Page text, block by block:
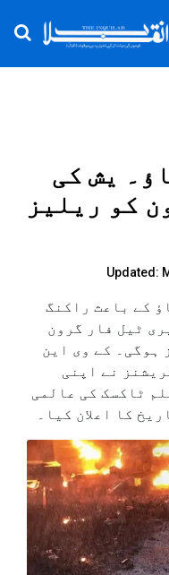
یش کی
جون کو ریلیز
Updated:
کے باعث راکنگ
ٹیل فار گرون
کو ریلیز ہوگی۔ کے وی این
نے اپنی
ٹاکسک کی عالمی
کا اعلان کیا۔